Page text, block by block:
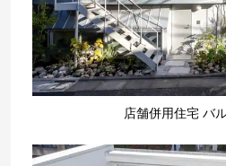
店舗併用住宅 バ